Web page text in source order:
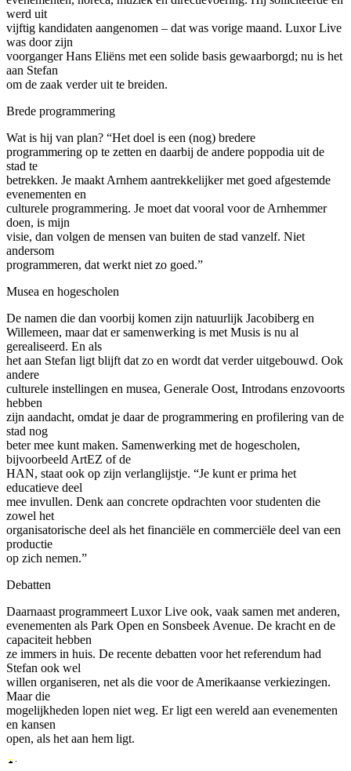
werd uit
vijftig kandidaten aangenomen – dat was vorige maand. Luxor Live
was door zijn
voorganger Hans Eliëns met een solide basis gewaarborgd; nu is het
aan Stefan
om de zaak verder uit te breiden.
Brede programmering
Wat is hij van plan? “Het doel is een (nog) bredere
programmering op te zetten en daarbij de andere poppodia uit de
stad te
betrekken. Je maakt Arnhem aantrekkelijker met goed afgestemde
evenementen en
culturele programmering. Je moet dat vooral voor de Arnhemmer
doen, is mijn
visie, dan volgen de mensen van buiten de stad vanzelf. Niet
andersom
programmeren, dat werkt niet zo goed.”
Musea en hogescholen
De namen die dan voorbij komen zijn natuurlijk Jacobiberg en
Willemeen, maar dat er samenwerking is met Musis is nu al
gerealiseerd. En als
het aan Stefan ligt blijft dat zo en wordt dat verder uitgebouwd. Ook
andere
culturele instellingen en musea, Generale Oost, Introdans enzovoorts
hebben
zijn aandacht, omdat je daar de programmering en profilering van de
stad nog
beter mee kunt maken. Samenwerking met de hogescholen,
bijvoorbeeld ArtEZ of de
HAN, staat ook op zijn verlanglijstje. “Je kunt er prima het
educatieve deel
mee invullen. Denk aan concrete opdrachten voor studenten die
zowel het
organisatorische deel als het financiële en commerciële deel van een
productie
op zich nemen.”
Debatten
Daarnaast programmeert Luxor Live ook, vaak samen met anderen,
evenementen als Park Open en Sonsbeek Avenue. De kracht en de
capaciteit hebben
ze immers in huis. De recente debatten voor het referendum had
Stefan ook wel
willen organiseren, net als die voor de Amerikaanse verkiezingen.
Maar die
mogelijkheden lopen niet weg. Er ligt een wereld aan evenementen
en kansen
open, als het aan hem ligt.